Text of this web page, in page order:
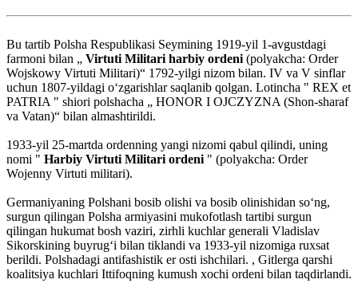
Bu tartib Polsha Respublikasi Seymining 1919-yil 1-avgustdagi
farmoni bilan „ Virtuti Militari harbiy ordeni (polyakcha: Order
Wojskowy Virtuti Militari)“ 1792-yilgi nizom bilan. IV va V sinflar
uchun 1807-yildagi oʻzgarishlar saqlanib qolgan. Lotincha " REX et
PATRIA " shiori polshacha „ HONOR I OJCZYZNA (Shon-sharaf
va Vatan)“ bilan almashtirildi.
1933-yil 25-martda ordenning yangi nizomi qabul qilindi, uning
nomi " Harbiy Virtuti Militari ordeni " (polyakcha: Order
Wojenny Virtuti militari).
Germaniyaning Polshani bosib olishi va bosib olinishidan soʻng,
surgun qilingan Polsha armiyasini mukofotlash tartibi surgun
qilingan hukumat bosh vaziri, zirhli kuchlar generali Vladislav
Sikorskining buyrugʻi bilan tiklandi va 1933-yil nizomiga ruxsat
berildi. Polshadagi antifashistik er osti ishchilari. , Gitlerga qarshi
koalitsiya kuchlari Ittifoqning kumush xochi ordeni bilan taqdirlandi.